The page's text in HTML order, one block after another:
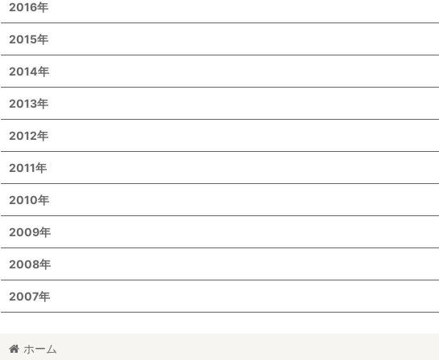
2016年
2015年
2014年
2013年
2012年
2011年
2010年
2009年
2008年
2007年
ホーム